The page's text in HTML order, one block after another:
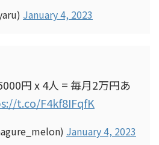
January 4, 2023
円 x 4人 = 毎月2万円あ
t.co/F4kf8IFqfK
January 4, 2023